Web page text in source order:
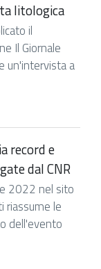
litologica
il
Il Giornale
un'intervista a
record e
dal CNR
2022 nel sito
riassume le
dell'evento